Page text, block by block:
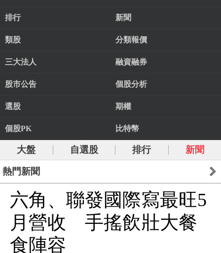
排行 新聞
類股 分類報價
三大法人 融資融券
股市公告 個股分析
選股 期權
個股PK 比特幣
大盤 自選股 排行 新聞
熱門新聞
六角、聯發國際寫最旺5
月營收 手搖飲壯大餐
食陣容